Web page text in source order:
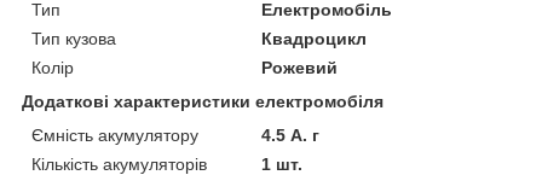
Тип
Електромобіль
Тип кузова
Квадроцикл
Колір
Рожевий
Додаткові характеристики електромобіля
Ємність акумулятору
4.5 А. г
Кількість акумуляторів
1 шт.